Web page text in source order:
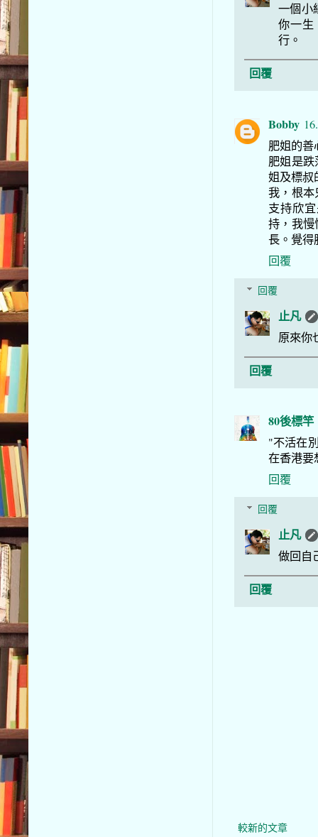
一個小
你一生
行。
回覆
Bobby
肥姐的善
肥姐是
姐及標叔
我，根
支持欣
持，我
長。覺得
回覆
回覆
止凡
原來你
回覆
80後標竿
"不活在
在香港要
回覆
回覆
止凡
做回自
回覆
較新的文章